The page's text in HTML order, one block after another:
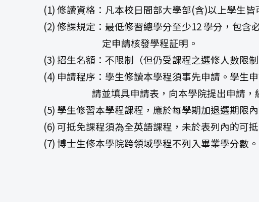
(1) 修讀資格：凡本校日間部大學部(含)以上學生皆
(2) 修課規定：最低修習總學分至少12 學分，包含
定申請核發學程証明。
(3) 招生名額：不限制（但仍受課程之選修人數限制
(4) 申請程序：學生修讀本學程須事先申請。學生
請並填具申請表，向本學院提出申請，
(5) 學生修習本學程課程，應於每學期加退選期限內
(6) 可抵免課程須為全英語課程，未於表列內的可
(7) 博士生修本學院跨領域學程不列入畢業學分數。